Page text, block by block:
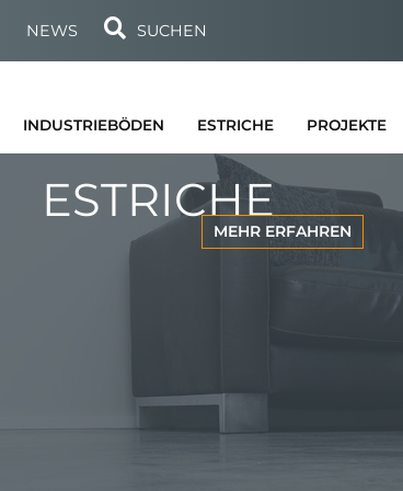
NEWS SUCHEN
INDUSTRIEBÖDEN ESTRICHE PROJEKTE
ESTRICHE
MEHR ERFAHREN